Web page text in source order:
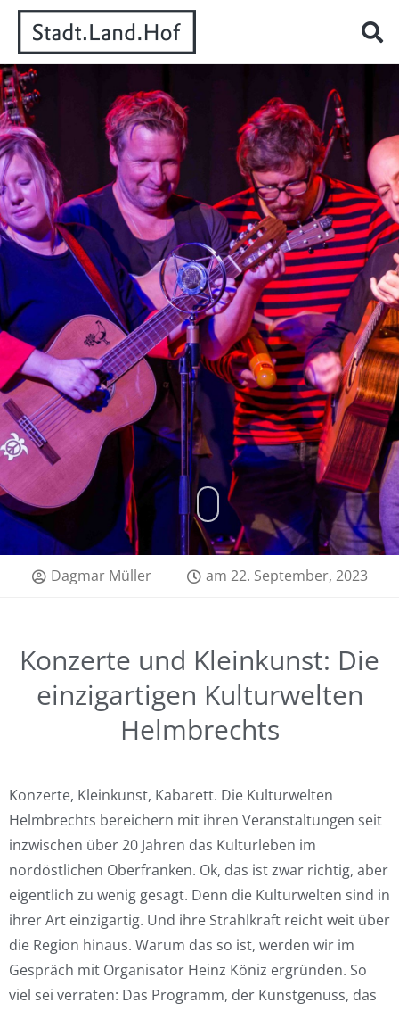
Dagmar Müller am 22. September, 2023
Konzerte und Kleinkunst: Die
einzigartigen Kulturwelten
Helmbrechts
Konzerte, Kleinkunst, Kabarett. Die Kulturwelten
Helmbrechts bereichern mit ihren Veranstaltungen seit
inzwischen über 20 Jahren das Kulturleben im
nordöstlichen Oberfranken. Ok, das ist zwar richtig, aber
eigentlich zu wenig gesagt. Denn die Kulturwelten sind in
ihrer Art einzigartig. Und ihre Strahlkraft reicht weit über
die Region hinaus. Warum das so ist, werden wir im
Gespräch mit Organisator Heinz Köniz ergründen. So
viel sei verraten: Das Programm, der Kunstgenuss, das